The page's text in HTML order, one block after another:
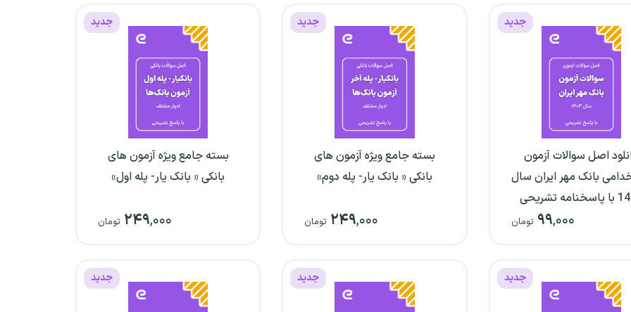
جدید
اصل سوالات آزمون
بانک مهر ایران سال
تشریحی
۹۹,۰۰۰ تومان
جدید
بسته جامع ویژه آزمون های
بانکی « بانک یار- پله دوم»
۲۴۹,۰۰۰ تومان
جدید
بسته جامع ویژه آزمون های
بانکی « بانک یار- پله اول»
۲۴۹,۰۰۰ تومان
جدید جدید جدید